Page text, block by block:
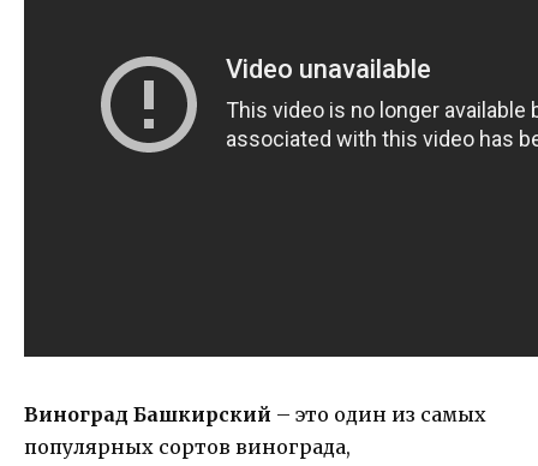
Виноград Башкирский – это один из самых
популярных сортов винограда,